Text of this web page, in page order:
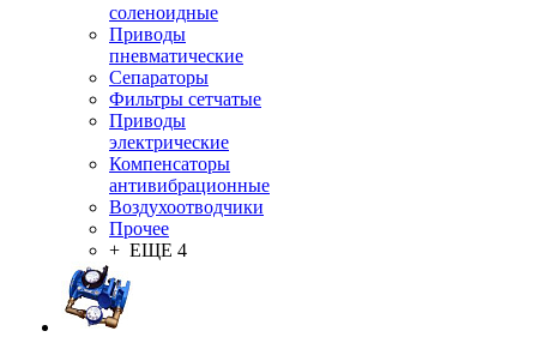
соленоидные
Приводы
пневматические
Сепараторы
Фильтры сетчатые
Приводы
электрические
Компенсаторы
антивибрационные
Воздухоотводчики
Прочее
+ ЕЩЕ 4